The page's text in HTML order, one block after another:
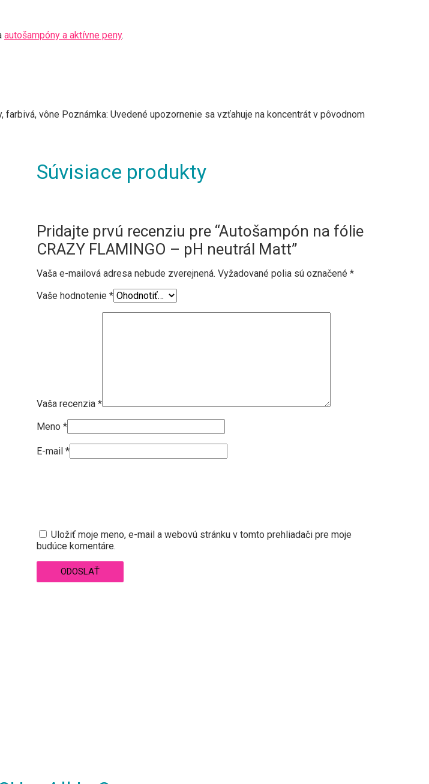
autošampóny a aktívne peny.
vône Poznámka: Uvedené upozornenie sa vzťahuje na koncentrát v pôvodnom
Pridajte prvú recenziu pre “Autošampón na fólie
CRAZY FLAMINGO – pH neutrál Matt”
Vaša e-mailová adresa nebude zverejnená. Vyžadované polia sú označené *
Vaše hodnotenie *
Vaša recenzia *
Meno *
E-mail *
Uložiť moje meno, e-mail a webovú stránku v tomto prehliadači pre moje
budúce komentáre.
Súvisiace produkty